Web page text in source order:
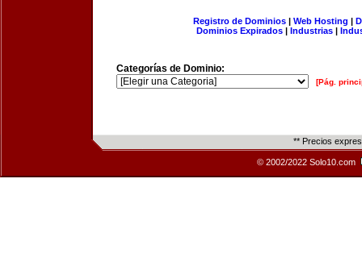
Registro de Dominios| Web Hosting |
Dominios Expirados | Industrias |
Categorías de Dominio:
[Pág.
** Precios
© 2002/2022 Solo10.com